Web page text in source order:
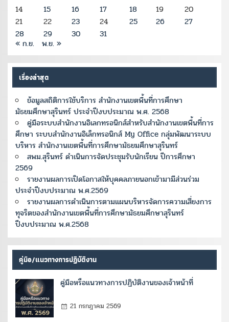
14
15 16 17 18 19
20
21
22 23 24 25 26
27
28
29 30 31
« ก.ย. พ.ย. »
เรื่องล่าสุด
ข้อมูลสถิติการใช้บริการ สำนักงานเขตพื้นที่การศึกษา
มัธยมศึกษาสุรินทร์ ประจำปีงบประมาณ พ.ศ. 2568
คู่มือระบบสำนักงานอิเลกทรอนิกส์สำหรับสำนักงานเขตพื้นที่การ
ศึกษา ระบบสำนักงานอิเล็กทรอนิกส์ My Office กลุ่มพัฒนาระบบ
บริหาร สำนักงานเขตพื้นที่การศึกษามัธยมศึกษาสุรินทร์
สพม.สุรินทร์ ดำเนินการจัดประชุมรับนักเรียน ปีการศึกษา
2569
รายงานผลการเปิดโอกาสให้บุคคลภายนอกเข้ามามีส่วนร่วม
ประจำปีงบประมาณ พ.ศ.2569
รายงานผลการดำเนินการตามแผนบริหารจัดการความเสี่ยงการ
ทุจริตของสำนักงานเขตพื้นที่การศึกษามัธยมศึกษาสุรินทร์
ปีงบประมาณ พ.ศ.2568
คู่มือ/แนวทางการปฏิบัติงาน
คู่มือหรือแนวทางการปฏิบัติงานของเจ้าหน้าที่
21 กรกฎาคม 2569